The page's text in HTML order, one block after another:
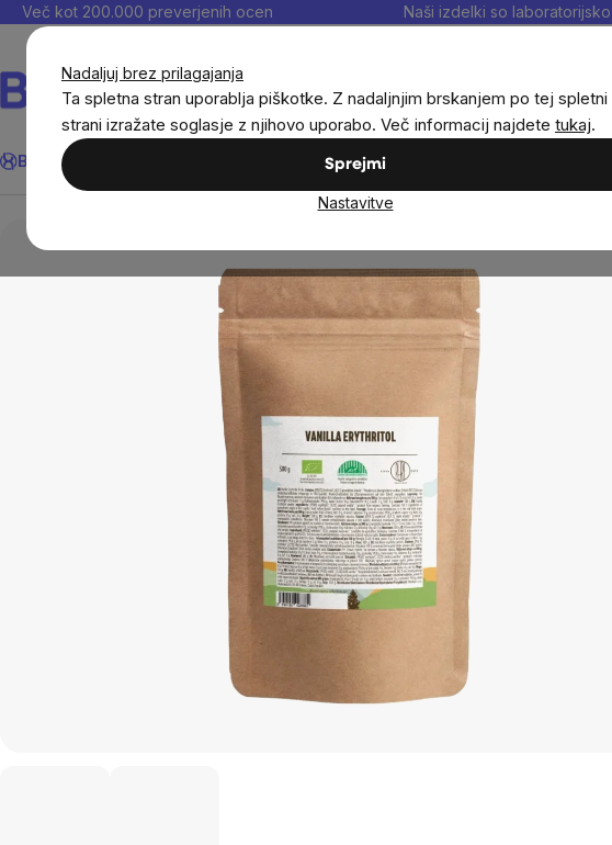
Nadaljuj brez prilagajanja
Ta spletna stran uporablja piškotke. Z nadaljnjim brskanjem po tej spletni
strani izražate soglasje z njihovo uporabo. Več informacij najdete tukaj.
Sprejmi
Nastavitve
Preskoči
Več kot 200.000 preverjenih ocen Naši izdelki so
Išči
BrainMax® Prehranska dopolnila in prehrana
Naravna sladila BrainMax Pure®